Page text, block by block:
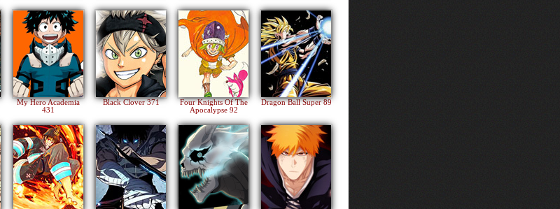
My Hero Academia
431
Black Clover 371
Four Knights Of The
Apocalypse 92
Dragon Ball Super 89